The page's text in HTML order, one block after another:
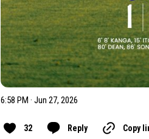
6:58 PM · Jun 27, 2026
32 Reply Copy